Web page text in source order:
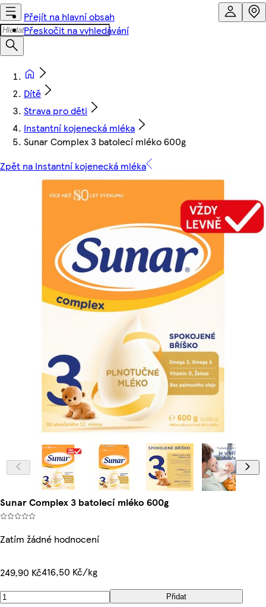
Přejít na hlavní obsah
Přeskočit na vyhledávání
Dítě
Strava pro děti
Instantní kojenecká mléka
Sunar Complex 3 batolecí mléko 600g
Zpět na Instantní kojenecká mléka
Sunar Complex 3 batolecí mléko 600g
Zatím žádné hodnocení
249,90 Kč416,50 Kč/kg
Přidat